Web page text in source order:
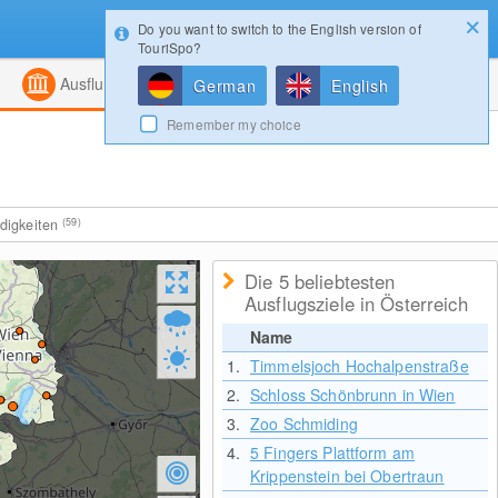
Kombiniert
Ausflugsziele Magazin
(59)
Die 5 beliebtesten
Ausflugsziele in Österreich
Name
1. Timmelsjoch Hochalpenstraße
2. Schloss Schönbrunn in Wien
3. Zoo Schmiding
4. 5 Fingers Plattform am
Krippenstein bei Obertraun
Login
Do you want to switch to the English version of
TouriSpo?
German English
Remember my choice
Konfigurator Gewinnspiele